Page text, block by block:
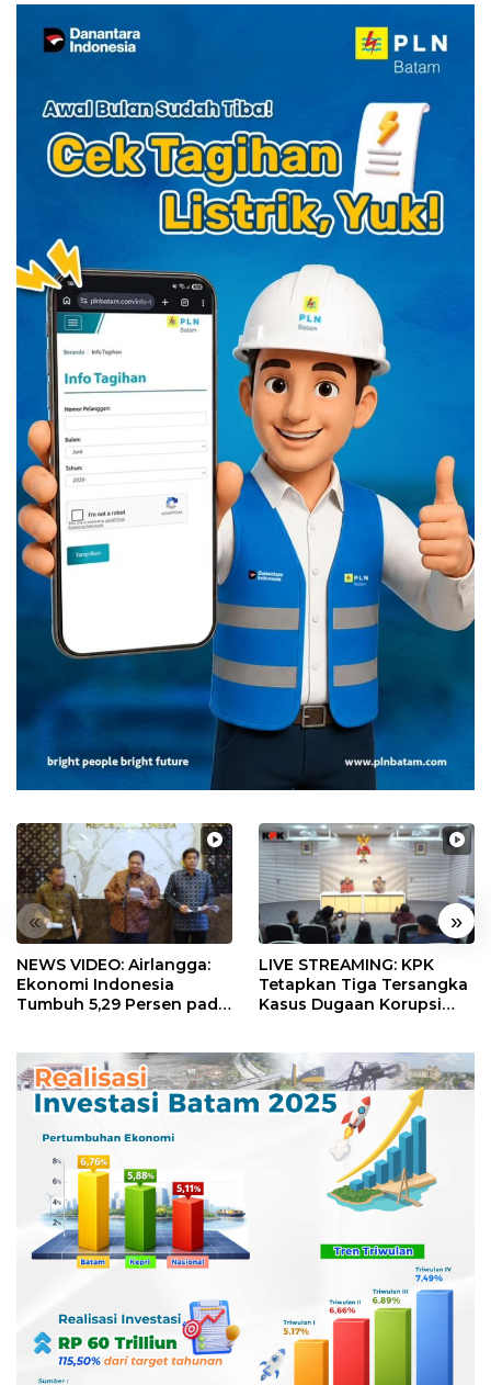
« »
NEWS VIDEO: Airlangga:
Ekonomi Indonesia
Tumbuh 5,29 Persen pada
LIVE STREAMING: KPK
Tetapkan Tiga Tersangka
Kasus Dugaan Korupsi